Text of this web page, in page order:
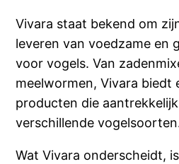
Vivara staat bekend om
leveren van voedzame en
voor vogels. Van
meelwormen, Vivara biedt
producten die
verschillende
Wat Vivara onderscheidt,